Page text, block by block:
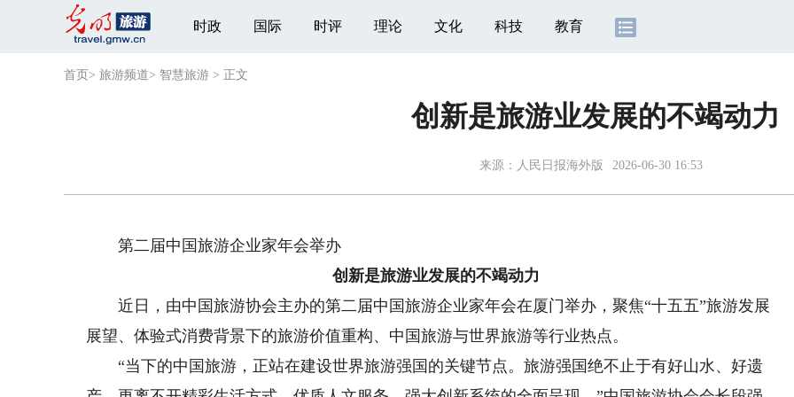
时政 国际 时评 理论 文化 科技 教育
首页 > 旅游频道> 智慧旅游 > 正文
创新是旅游业发展的不竭动力
来源： 人民日报海外版 2026-06-30 16:53
第二届中国旅游企业家年会举办
创新是旅游业发展的不竭动力
近日，由中国旅游协会主办的第二届中国旅游企业家年会在厦门举办，聚焦“十五五”旅游发展
展望、体验式消费背景下的旅游价值重构、中国旅游与世界旅游等行业热点。
“当下的中国旅游，正站在建设世界旅游强国的关键节点。旅游强国绝不止于有好山水、好遗